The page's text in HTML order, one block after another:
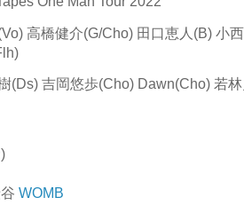
高橋健介(G/Cho) 田口恵人(B) 小
(Ds) 吉岡悠歩(Cho) Dawn(Cho) 若
WOMB